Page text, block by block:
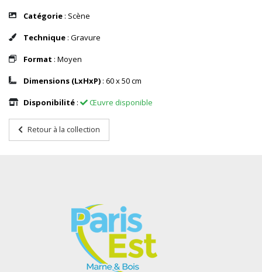
Catégorie : Scène
Technique : Gravure
Format : Moyen
Dimensions (LxHxP) : 60 x 50 cm
Disponibilité : Œuvre disponible
Retour à la collection